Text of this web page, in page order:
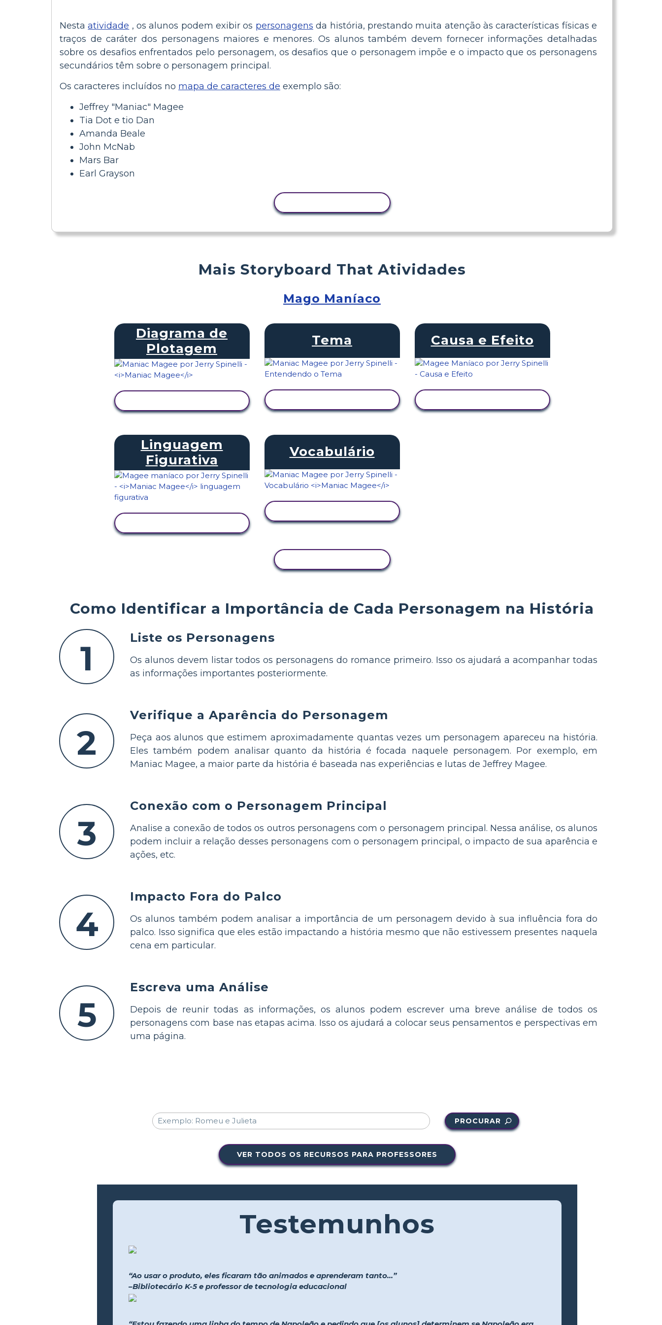
Nestaatividade , os alunos podem exibir os personagens da história, prestando muita atenção às características físicas e
traços de caráter dos personagens maiores e menores. Os alunos também devem fornecer informações detalhadas
sobre os desafios enfrentados pelo personagem, os desafios que o personagem impõe e o impacto que os personagens
secundários têm sobre o personagem principal.
Os caracteres incluídos no mapa de caracteres de exemplo são:
Jeffrey "Maniac" Magee
Tia Dot e tio Dan
Amanda Beale
John McNab
Mars Bar
Earl Grayson
Como Identificar a Importância de Cada Personagem na História
1
Liste os Personagens
Os alunos devem listar todos os personagens do romance primeiro. Isso os ajudará a acompanhar todas
as informações importantes posteriormente.
2
Verifique a Aparência do Personagem
Peça aos alunos que estimem aproximadamente quantas vezes um personagem apareceu na história.
Eles também podem analisar quanto da história é focada naquele personagem. Por exemplo, em
Maniac Magee, a maior parte da história é baseada nas experiências e lutas de Jeffrey Magee.
3
Conexão com o Personagem Principal
Analise a conexão de todos os outros personagens com o personagem principal. Nessa análise, os alunos
podem incluir a relação desses personagens com o personagem principal, o impacto de sua aparência e
ações, etc.
4
Impacto Fora do Palco
Os alunos também podem analisar a importância de um personagem devido à sua influência fora do
palco. Isso significa que eles estão impactando a história mesmo que não estivessem presentes naquela
cena em particular.
5
Escreva uma Análise
Depois de reunir todas as informações, os alunos podem escrever uma breve análise de todos os
personagens com base nas etapas acima. Isso os ajudará a colocar seus pensamentos e perspectivas em
uma página.
Mais Storyboard That Atividades
Mago Maníaco
Diagrama de
Plotagem
Tema Causa e Efeito
Linguagem
Figurativa
Vocabulário
PROCURAR
VER TODOS OS RECURSOS PARA PROFESSORES
Testemunhos
“Ao usar o produto, eles ficaram tão animados e aprenderam tanto...”
–Bibliotecário K-5 e professor de tecnologia educacional